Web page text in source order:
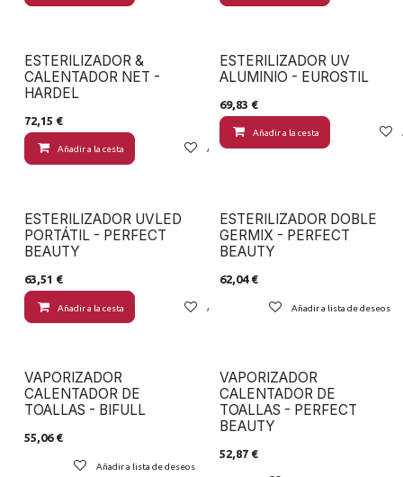
ESTERILIZADOR &
CALENTADOR NET -
HARDEL
72,15 €
Añadir a la cesta Añadir a lista de deseos
ESTERILIZADOR UV
ALUMINIO - EUROSTIL
69,83 €
Añadir a la cesta
ESTERILIZADOR UVLED
PORTÁTIL - PERFECT
BEAUTY
63,51 €
Añadir a la cesta Añadir a lista de deseos
ESTERILIZADOR DOBLE
GERMIX - PERFECT
BEAUTY
62,04€
Añadir a lista de deseos
VAPORIZADOR
CALENTADOR DE
TOALLAS - BIFULL
55,06€
Añadir a lista de deseos
VAPORIZADOR
CALENTADOR DE
TOALLAS - PERFECT
BEAUTY
52,87€